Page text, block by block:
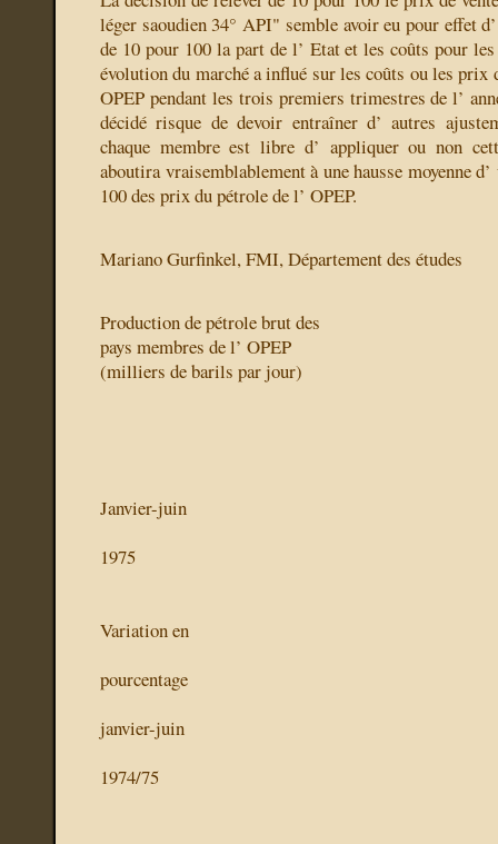
léger saoudien 34° API" semble avoir eu pour effet
de 10 pour 100 la part de l’ Etat et les coûts pour
évolution du marché a influé sur les coûts ou les prix
OPEP pendant les trois premiers trimestres de l’
décidé risque de devoir entraîner d’ autres
chaque membre est libre d’ appliquer ou non
aboutira vraisemblablement à une hausse moyenne
100 des prix du pétrole de l’ OPEP.
Mariano Gurfinkel, FMI, Département des études
Production de pétrole brut des
pays membres de l’ OPEP
(milliers de barils par jour)
Janvier-juin
1975
Variation en
pourcentage
janvier-juin
1974/75